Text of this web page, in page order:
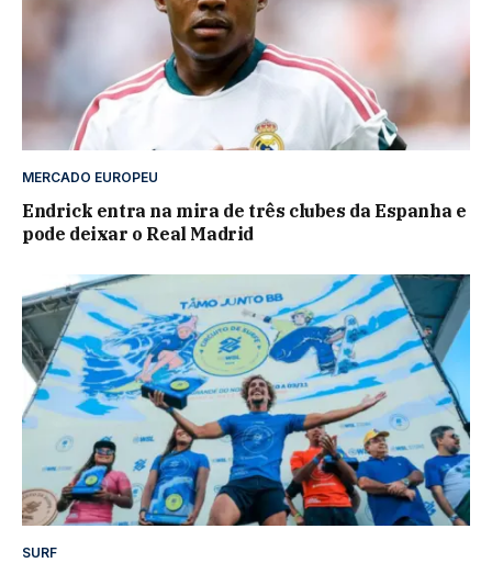
MERCADO EUROPEU
Endrick entra na mira de três clubes da Espanha e
pode deixar o Real Madrid
SURF